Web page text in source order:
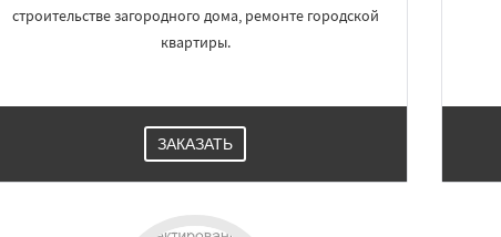
строительстве загородного дома, ремонте городской
квартиры.
ЗАКАЗАТЬ